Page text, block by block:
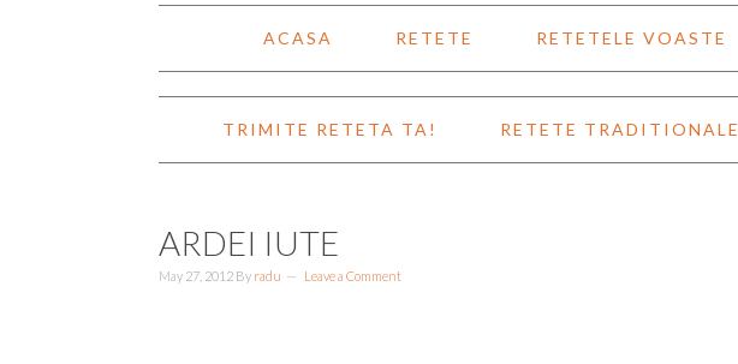
ACASA RETETE RETETELE VOASTE
TRIMITE RETETA TA! RETETE TRADITIONALE
ARDEI IUTE
May 27, 2012 By radu Leave a Comment